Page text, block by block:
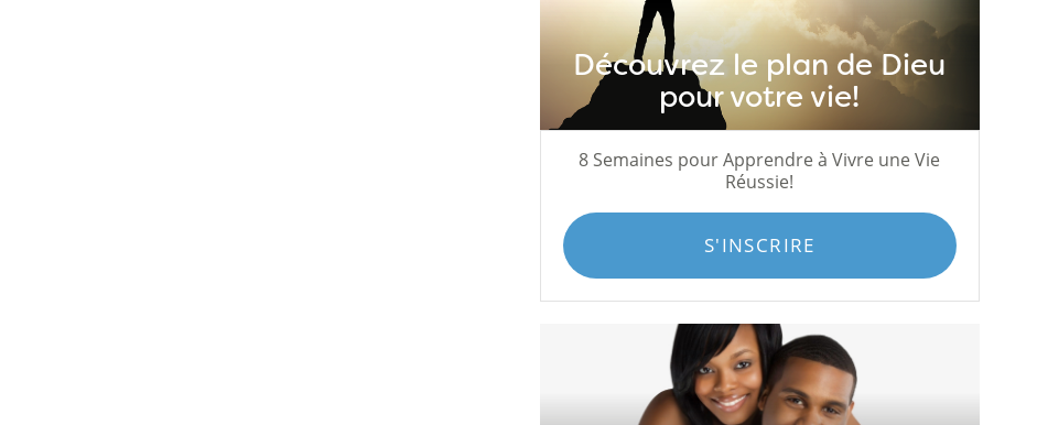
Découvrez le plan de Dieu
pour votre vie!
8 Semaines pour Apprendre à Vivre une Vie
Réussie!
S'INSCRIRE